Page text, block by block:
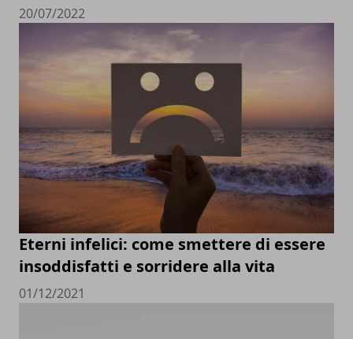
20/07/2022
Eterni infelici: come smettere di essere
insoddisfatti e sorridere alla vita
01/12/2021